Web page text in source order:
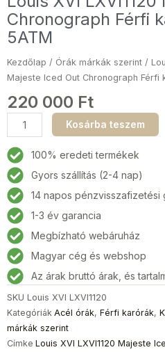
Chronograph Férfi
5ATM
Kezdőlap / Órák márkák szerint /
Majeste Iced Out Chronograph Férfi
220 000 Ft
Louis
XVI
LXVI1120
Majeste
Iced
Out
Chronograph
Férfi
karóra
43mm
5ATM
mennyiség
Kosárba teszem
100% eredeti termékek
Gyors szállítás (2-4 nap)
14 napos pénzvisszafizetési
1-3 év garancia
Megbízható webáruház
Magyar cég és webshop
Az árak bruttó árak, és
SKU Louis XVI LXVI1120
Kategóriák Acél órák, Férfi karórák,
márkák szerint
Címke Louis XVI LXVI1120 Majeste